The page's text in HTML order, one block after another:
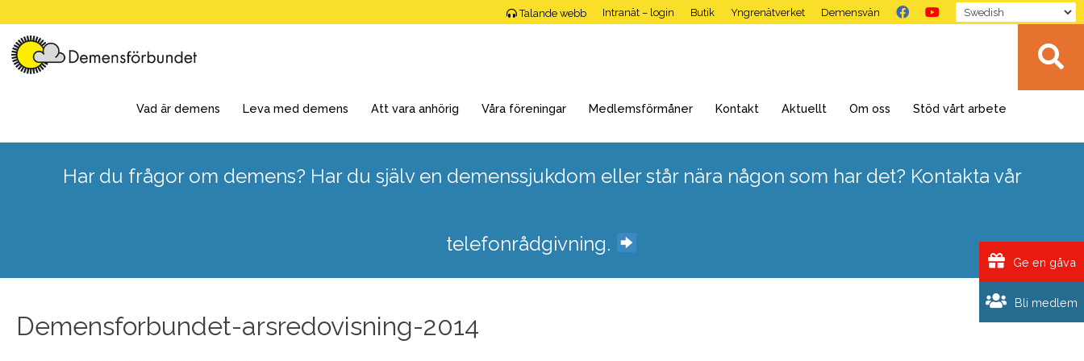
to
content
Talande webb Intranät – login Butik Yngrenätverket Demensvän
Vad är demens Leva med demens Att vara anhörig Våra föreningar Medlemsförmåner Kontakt Aktuellt Om oss Stöd vårt arbete
Har du frågor om demens? Har du själv en demenssjukdom eller står nära någon som har det? Kontakta vår
telefonrådgivning.
Demensforbundet-arsredovisning-2014
Bli medlem
Ge en gåva